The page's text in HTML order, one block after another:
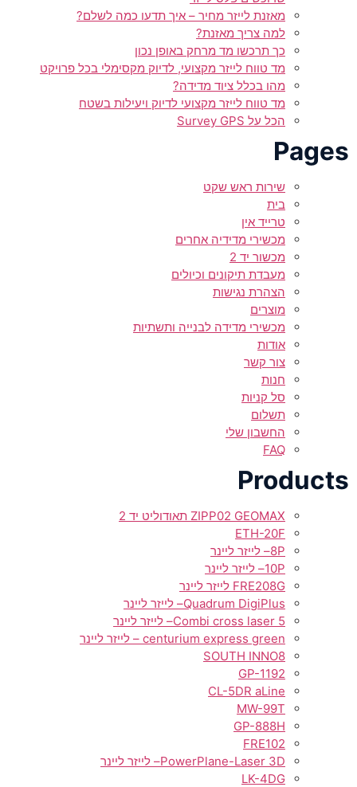
מאזנת לייזר מחיר – איך תדעו כמה לשלם?
למה צריך מאזנת?
כך תרכשו מד מרחק באופן נכון
מד טווח לייזר מקצועי, לדיוק מקסימלי בכל פרויקט
מהו בכלל ציוד מדידה?
מד טווח לייזר מקצועי לדיוק ויעילות בשטח
הכל על Survey GPS
Pages
שירות ראש שקט
בית
טרייד אין
מכשירי מדידיה אחרים
מכשור יד 2
מעבדת תיקונים וכיולים
הצהרת נגישות
מוצרים
מכשירי מדידה לבנייה ותשתיות
אודות
צור קשר
חנות
סל קניות
תשלום
החשבון שלי
FAQ
Products
ZIPP02 GEOMAX תאודוליט יד 2
ETH-20F
8P– לייזר ליינר
10P– לייזר ליינר
FRE208G לייזר ליינר
Quadrum DigiPlus– לייזר ליינר
Combi cross laser 5– לייזר ליינר
centurium express green – לייזר ליינר
SOUTH INNO8
GP-1192
CL-5DR aLine
MW-99T
GP-888H
FRE102
PowerPlane-Laser 3D– לייזר ליינר
LK-4DG